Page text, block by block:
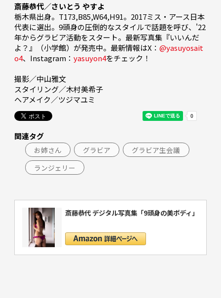
斎藤恭代／さいとう やすよ
栃木県出身。T173,B85,W64,H91。2017ミス・アース日本
代表に選出。9頭身の圧倒的なスタイルで話題を呼び、'22
年からグラビア活動をスタート。最新写真集『いいんだ
よ？』（小学館）が発売中。最新情報はX： @yasuyosait
o4、Instagram： yasuyon4をチェック！
撮影／中山雅文
スタイリング／木村美希子
ヘアメイク／ツジマユミ
関連タグ
お姉さん グラビア
グラビア生会議
ランジェリー
斎藤恭代 デジタル写真集「9頭身の美ボディ」